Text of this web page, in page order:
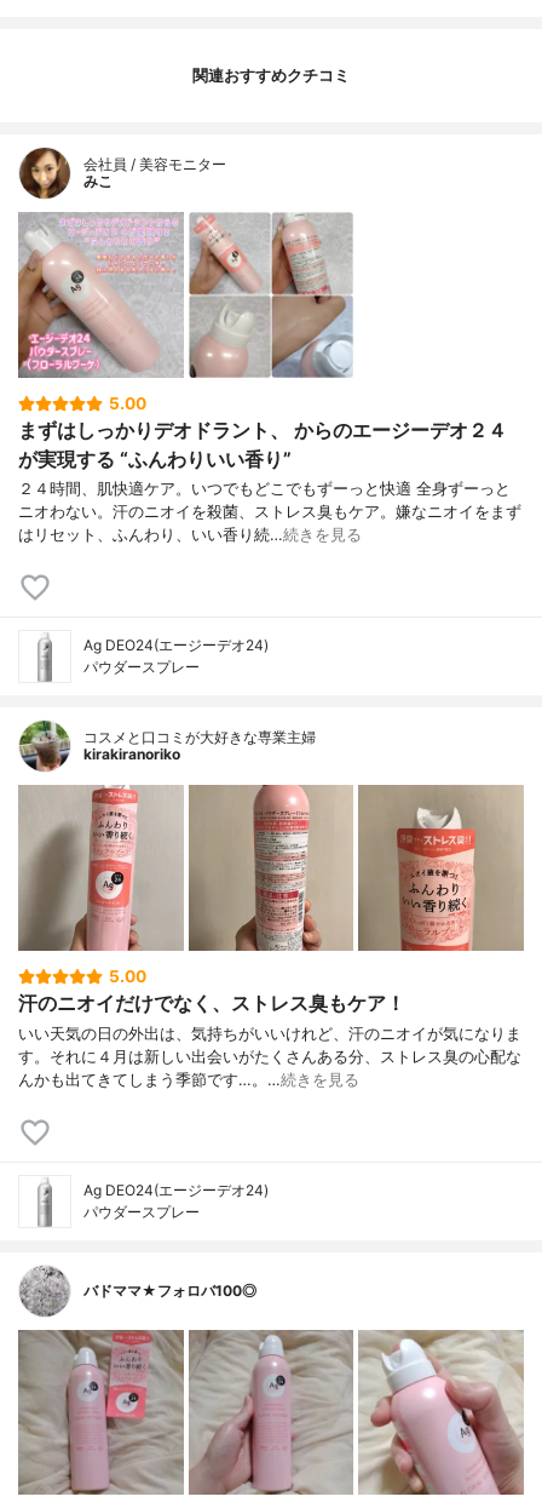
関連おすすめクチコミ
会社員 / 美容モニター
みこ
5.00
まずはしっかりデオドラント、 からのエージーデオ２４
が実現する “ふんわりいい香り”
２４時間、肌快適ケア。いつでもどこでもずーっと快適 全身ずーっと
ニオわない。汗のニオイを殺菌、ストレス臭もケア。嫌なニオイをまず
はリセット、ふんわり、いい香り続…続きを見る
Ag DEO24(エージーデオ24)
パウダースプレー
コスメと口コミが大好きな専業主婦
kirakiranoriko
5.00
汗のニオイだけでなく、ストレス臭もケア！
いい天気の日の外出は、気持ちがいいけれど、汗のニオイが気になりま
す。それに４月は新しい出会いがたくさんある分、ストレス臭の心配な
んかも出てきてしまう季節です…。…続きを見る
Ag DEO24(エージーデオ24)
パウダースプレー
バドママ★フォロバ100◎